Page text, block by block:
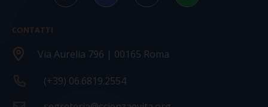
CONTATTI
Via Aurelia 796 | 00165 Roma
(+39) 06.6819.2554